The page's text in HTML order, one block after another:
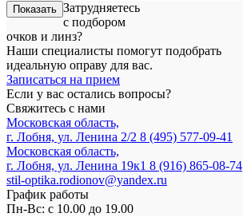
Показать Затрудняетесь
с подбором
очков и линз?
Наши специалисты помогут подобрать
идеальную оправу для вас.
Записаться на прием
Если у вас остались вопросы?
Свяжитесь с нами
Московская область,
г. Лобня, ул. Ленина 2/2 8 (495) 577-09-41
Московская область,
г. Лобня, ул. Ленина 19к1 8 (916) 865-08-74
stil-optika.rodionov@yandex.ru
График работы
Пн-Вс: с 10.00 до 19.00